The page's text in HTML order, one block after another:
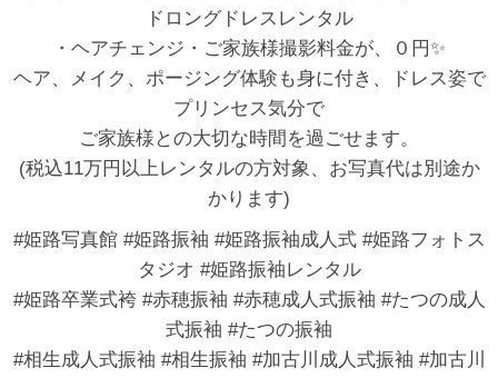
ドロングドレスレンタル
・ヘアチェンジ・ご家族様撮影料金が、０円✨
ヘア、メイク、ポージング体験も身に付き、ドレス姿で
プリンセス気分で
ご家族様との大切な時間を過ごせます。
(税込11万円以上レンタルの方対象、お写真代は別途か
かります)
#姫路写真館 #姫路振袖 #姫路振袖成人式 #姫路フォトス
タジオ #姫路振袖レンタル
#姫路卒業式袴 #赤穂振袖 #赤穂成人式振袖 #たつの成人
式振袖 #たつの振袖
#相生成人式振袖 #相生振袖 #加古川成人式振袖 #加古川